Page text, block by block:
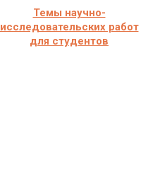
Темы научно-
исследовательских работ
для студентов